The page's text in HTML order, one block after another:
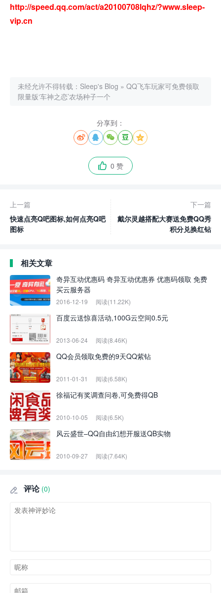
http://speed.qq.com/act/a20100708lqhz/?www.sleep-
vip.cn
未经允许不得转载： Sleep's Blog » QQ飞车玩家可免费领取
限量版‘车神之恋’农场种子一个
分享到：
    
 0 赞
上一篇
快速点亮Q吧图标,如何点亮Q吧
图标
下一篇
戴尔灵越搭配大赛送免费QQ秀
积分兑换红钻
相关文章
奇异互动优惠码 奇异互动优惠券 优惠码领取 免费
买云服务器
2016-12-19 阅读(11.22K)
百度云送惊喜活动,100G云空间0.5元
2013-06-24 阅读(8.46K)
QQ会员领取免费的9天QQ紫钻
2011-01-31 阅读(6.58K)
徐福记有奖调查问卷,可免费得QB
2010-10-05 阅读(6.5K)
风云盛世–QQ自由幻想开服送QB实物
2010-09-27 阅读(7.64K)
 评论 (0)